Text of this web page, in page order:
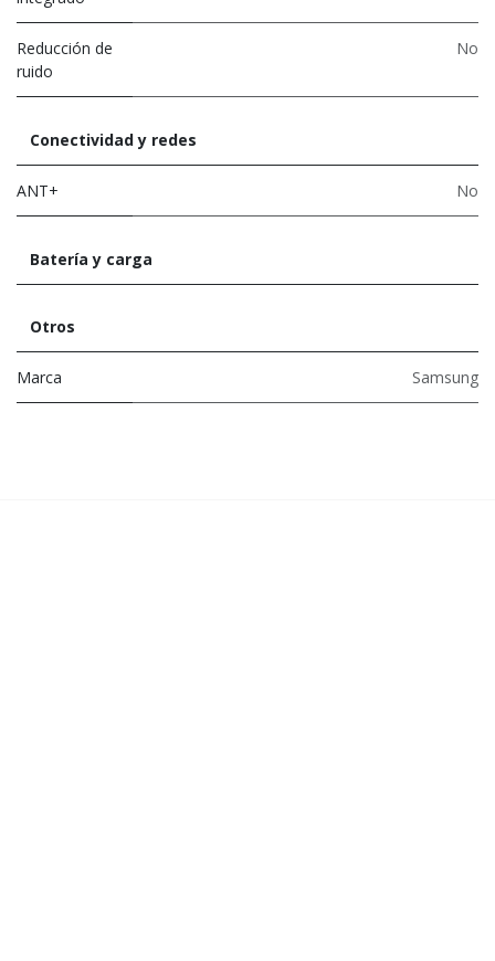
Reducción de
ruido
No
Conectividad y redes
ANT+ No
Batería y carga
Otros
Marca Samsung